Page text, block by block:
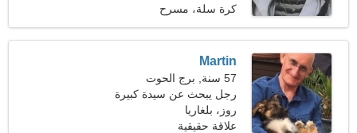
كرة سلة، مسرح
Martin
57 سنة, برج الحوت
رجل يبحث عن سيدة كبيرة
48-52
روز، بلغاريا
علاقة حقيقية